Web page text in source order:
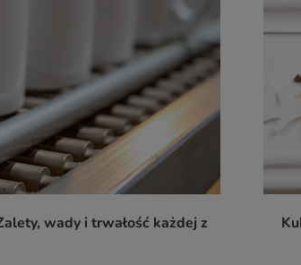
wady i trwałość każdej z